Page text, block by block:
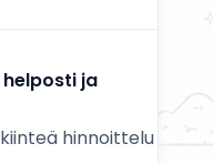
ja
hinnoittelu